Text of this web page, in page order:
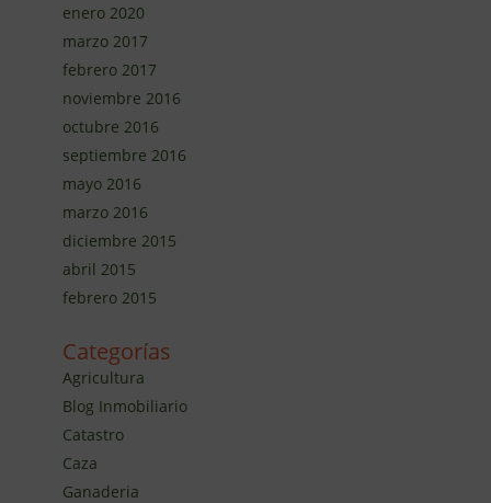
enero 2020
marzo 2017
febrero 2017
noviembre 2016
octubre 2016
septiembre 2016
mayo 2016
marzo 2016
diciembre 2015
abril 2015
febrero 2015
Categorías
Agricultura
Blog Inmobiliario
Catastro
Caza
Ganaderia